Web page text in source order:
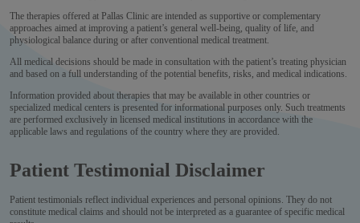
The therapies offered at Pallas Clinic are intended as supportive or complementary
approaches aimed at improving a patient’s general well-being, quality of life, and
physiological balance during or after conventional medical treatment.
All medical decisions should be made in consultation with the patient’s treating physician
and based on a full understanding of the potential benefits, risks, and medical indications.
Information provided about therapies that may be available in other countries or
specialized medical centers is presented for informational purposes only. Such treatments
are performed exclusively in licensed medical institutions in accordance with the
applicable laws and regulations of the country where they are provided.
Patient Testimonial Disclaimer
Patient testimonials reflect individual experiences and personal opinions. They do not
constitute medical claims and should not be interpreted as a guarantee of specific medical